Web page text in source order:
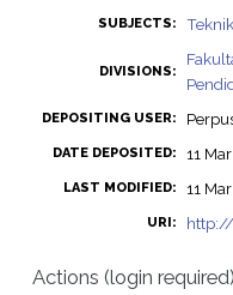
SUBJECTS:
DIVISIONS:
DEPOSITING USER:
DATE DEPOSITED: 11
LAST MODIFIED: 11
URI:
Actions (login required)